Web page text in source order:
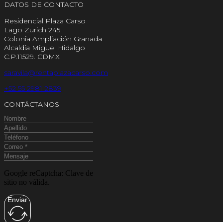
DATOS DE CONTACTO
Residencial Plaza Carso
Lago Zurich 245
Colonia Ampliación Granada
Alcaldía Miguel Hidalgo
C.P.11529. CDMX
saravila@rentaplazacarso.com
+52 55 2981 2839
CONTÁCTANOS
Google reCaptcha: Clave de
sitio no válida.
Enviar